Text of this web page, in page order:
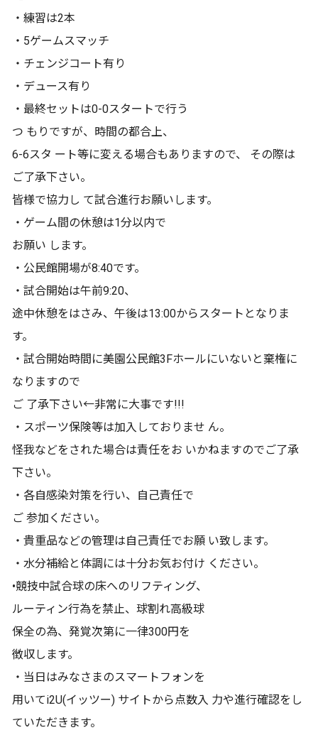
・練習は2本
・5ゲームスマッチ
・チェンジコート有り
・デュース有り
・最終セットは0-0スタートで行う
つ もりですが、時間の都合上、
6-6スタ ート等に変える場合もありますので、 その際は
ご了承下さい。
皆様で協力し て試合進行お願いします。
・ゲーム間の休憩は1分以内で
お願い します。
・公民館開場が8:40です。
・試合開始は午前9:20、
途中休憩をはさみ、午後は13:00からスタートとなりま
す。
・試合開始時間に美園公民館3Fホールにいないと棄権に
なりますので
ご 了承下さい←非常に大事です!!!
・スポーツ保険等は加入しておりませ ん。
怪我などをされた場合は責任をお いかねますのでご了承
下さい。
・各自感染対策を行い、自己責任で
ご 参加ください。
・貴重品などの管理は自己責任でお願 い致します。
・水分補給と体調には十分お気お付け ください。
•競技中試合球の床へのリフティング、
ルーティン行為を禁止、球割れ高級球
保全の為、発覚次第に一律300円を
徴収します。
・当日はみなさまのスマートフォンを
用いてi2U(イッツー) サイトから点数入 力や進行確認をし
ていただきます。